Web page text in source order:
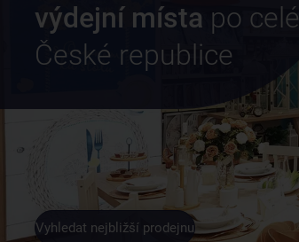
výdejní místa po celé
České republice
Vyhledat nejbližší prodejnu